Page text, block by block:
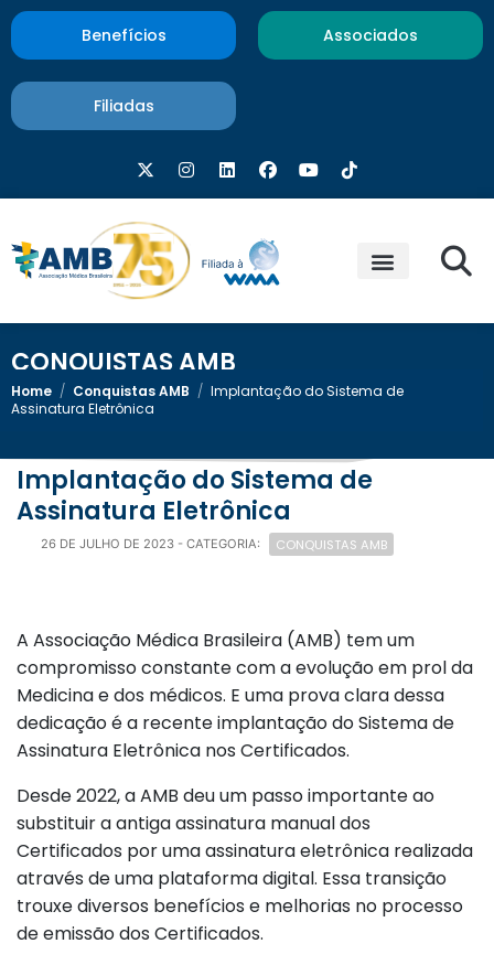
Benefícios Associados
Filiadas
CONQUISTAS AMB
Home / Conquistas AMB / Implantação do Sistema de
Assinatura Eletrônica
Implantação do Sistema de
Assinatura Eletrônica
26 DE JULHO DE 2023 - CATEGORIA: CONQUISTAS AMB
A Associação Médica Brasileira (AMB) tem um
compromisso constante com a evolução em prol da
Medicina e dos médicos. E uma prova clara dessa
dedicação é a recente implantação do Sistema de
Assinatura Eletrônica nos Certificados.
Desde 2022, a AMB deu um passo importante ao
substituir a antiga assinatura manual dos
Certificados por uma assinatura eletrônica realizada
através de uma plataforma digital. Essa transição
trouxe diversos benefícios e melhorias no processo
de emissão dos Certificados.